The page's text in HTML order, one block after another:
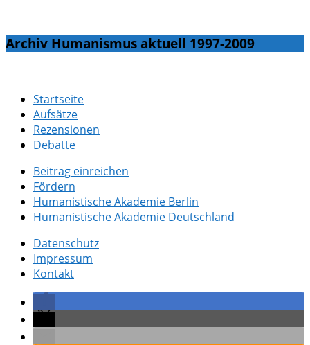
Archiv Humanismus aktuell 1997-2009
Startseite
Aufsätze
Rezensionen
Debatte
Beitrag einreichen
Fördern
Humanistische Akademie Berlin
Humanistische Akademie Deutschland
Datenschutz
Impressum
Kontakt